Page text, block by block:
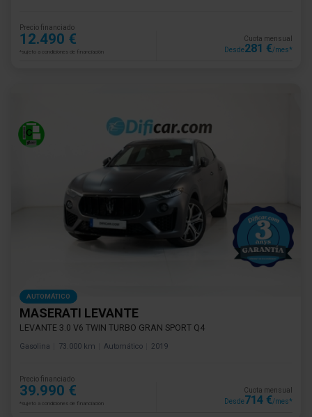
Precio financiado
12.490 €
*sujeto a condiciones de financiación
Cuota mensual
Desde281 €/mes*
AUTOMÁTICO
MASERATI LEVANTE
LEVANTE 3.0 V6 TWIN TURBO GRAN SPORT Q4
Gasolina 73.000 km Automático 2019
Precio financiado
39.990 €
*sujeto a condiciones de financiación
Cuota mensual
Desde714 €/mes*